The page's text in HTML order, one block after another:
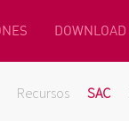
Recursos SAC